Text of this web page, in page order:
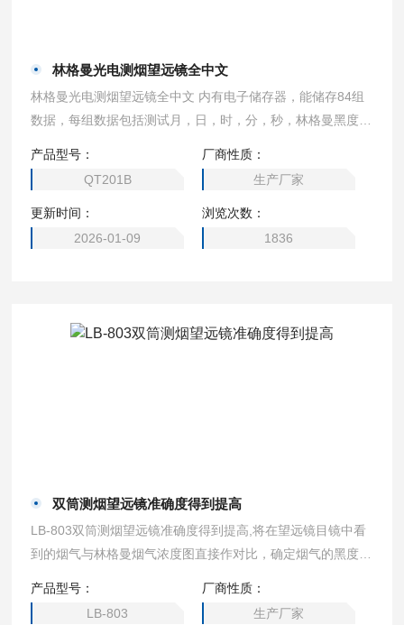
林格曼光电测烟望远镜全中文
林格曼光电测烟望远镜全中文 内有电子储存器，能储存84组
数据，每组数据包括测试月，日，时，分，秒，林格曼黑度等
产品型号：
QT201B
厂商性质：
生产厂家
更新时间：
2026-01-09
浏览次数：
1836
双筒测烟望远镜准确度得到提高
LB-803双筒测烟望远镜准确度得到提高,将在望远镜目镜中看
到的烟气与林格曼烟气浓度图直接作对比，确定烟气的黑度等
简便，使监测工作的准确度得到提高。
产品型号：
LB-803
厂商性质：
生产厂家